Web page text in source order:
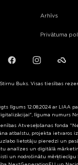
Arhīvs
Privātuma
FacebookInstagram
Buks. Visas tiesības
līgums 12.08.2024 ar LIAA
līguma numurs
Atveseļošanas fonda
atbalstu, projekta ietvaros
lietotāju pieredzi un
analīzes un digitālā
un nodrošinātu mērķtiecīgu